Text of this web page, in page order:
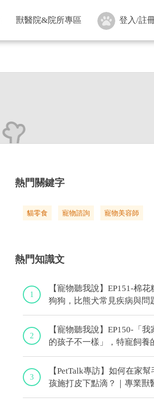
獸醫院&院所專區 登入/註
熱門關鍵字
貓零食 寵物諮詢 寵物美容師
熱門知識文
1
【寵物聽我說】EP151-棉花
狗狗，比熊犬常見疾病與問
解析！｜專業獸醫—林筱瑞
2
【寵物聽我說】EP150-「我
的孩子不一樣」，特寵飼養
佳後盾！特寵獸醫師駕到！
業獸醫—侯彣
3
【PetTalk專訪】如何在家幫
孩施打皮下點滴？｜專業獸
—宋子揚